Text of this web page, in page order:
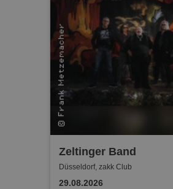
Zeltinger Band
Düsseldorf, zakk Club
29.08.2026